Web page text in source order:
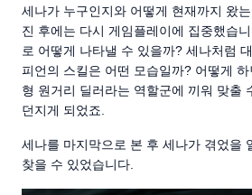
세나가 누구인지와 어떻게 현재까지 왔
진 후에는 다시 게임플레이에 집중했습
로 어떻게 나타낼 수 있을까? 세나처럼
피언의 스킬은 어떤 모습일까? 어떻게
형 원거리 딜러라는 역할군에 끼워 맞출
던지게 되었죠.
세나를 마지막으로 본 후 세나가 겪었을
찾을 수 있었습니다.